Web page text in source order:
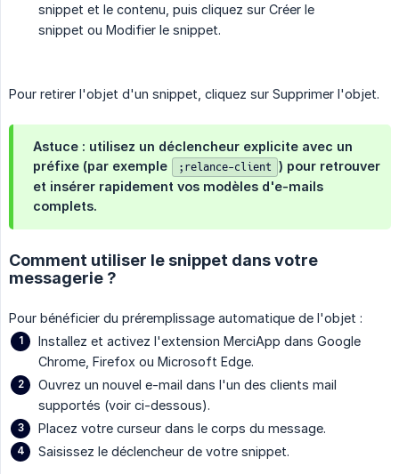
snippet et le contenu, puis cliquez sur Créer le
snippet ou Modifier le snippet.
Pour retirer l'objet d'un snippet, cliquez sur Supprimer l'objet.
Astuce : utilisez un déclencheur explicite avec un
préfixe (par exemple
;relance-client ) pour retrouver
et insérer rapidement vos modèles d'e-mails
complets.
Comment utiliser le snippet dans votre
messagerie ?
Pour bénéficier du préremplissage automatique de l'objet :
Installez et activez l'extension MerciApp dans Google
Chrome, Firefox ou Microsoft Edge.
Ouvrez un nouvel e-mail dans l'un des clients mail
supportés (voir ci-dessous).
Placez votre curseur dans le corps du message.
Saisissez le déclencheur de votre snippet.